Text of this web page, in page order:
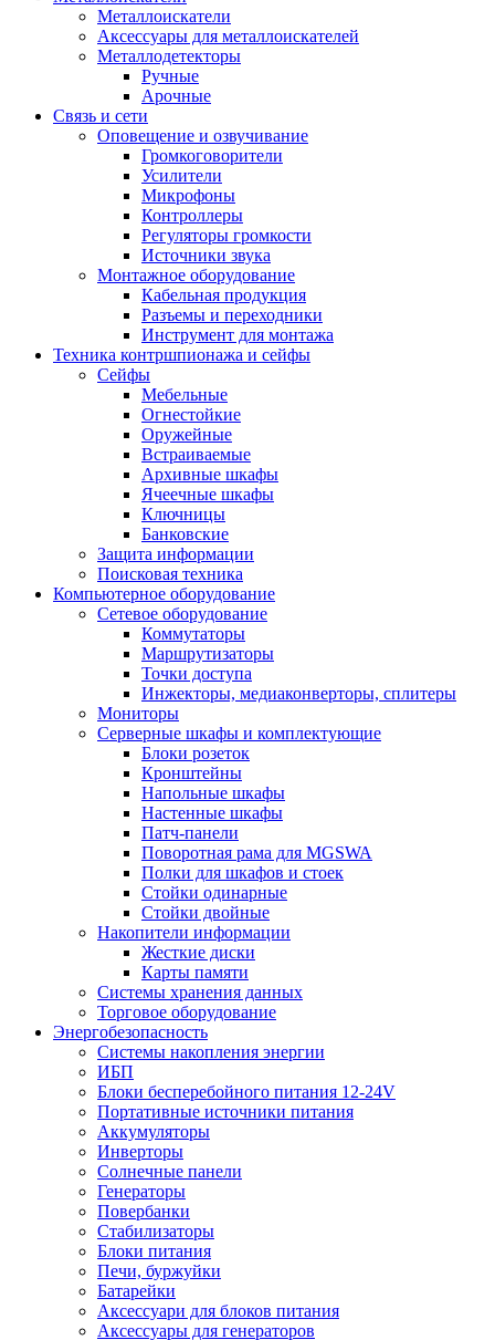
Металлоискатели
Аксессуары для металлоискателей
Металлодетекторы
Ручные
Арочные
Связь и сети
Оповещение и озвучивание
Громкоговорители
Усилители
Микрофоны
Контроллеры
Регуляторы громкости
Источники звука
Монтажное оборудование
Кабельная продукция
Разъемы и переходники
Инструмент для монтажа
Техника контршпионажа и сейфы
Сейфы
Мебельные
Огнестойкие
Оружейные
Встраиваемые
Архивные шкафы
Ячеечные шкафы
Ключницы
Банковские
Защита информации
Поисковая техника
Компьютерное оборудование
Сетевое оборудование
Коммутаторы
Маршрутизаторы
Точки доступа
Инжекторы, медиаконверторы, сплитеры
Мониторы
Серверные шкафы и комплектующие
Блоки розеток
Кронштейны
Напольные шкафы
Настенные шкафы
Патч-панели
Поворотная рама для MGSWA
Полки для шкафов и стоек
Стойки одинарные
Стойки двойные
Накопители информации
Жесткие диски
Карты памяти
Системы хранения данных
Торговое оборудование
Энергобезопасность
Системы накопления энергии
ИБП
Блоки бесперебойного питания 12-24V
Портативные источники питания
Аккумуляторы
Инверторы
Солнечные панели
Генераторы
Повербанки
Стабилизаторы
Блоки питания
Печи, буржуйки
Батарейки
Аксессуари для блоков питания
Аксессуары для генераторов